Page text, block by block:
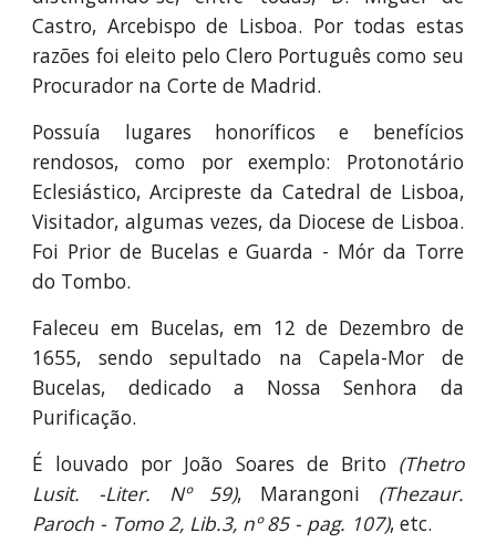
Castro, Arcebispo de Lisboa. Por todas estas
razões foi eleito pelo Clero Português como seu
Procurador na Corte de Madrid.
Possuía lugares honoríficos e benefícios
rendosos, como por exemplo: Protonotário
Eclesiástico, Arcipreste da Catedral de Lisboa,
Visitador, algumas vezes, da Diocese de Lisboa.
Foi Prior de Bucelas e Guarda - Mór da Torre
do Tombo.
Faleceu em Bucelas, em 12 de Dezembro de
1655, sendo sepultado na Capela-Mor de
Bucelas, dedicado a Nossa Senhora da
Purificação.
É louvado por João Soares de Brito (Thetro
Lusit. -Liter. Nº 59), Marangoni (Thezaur.
Paroch - Tomo 2, Lib.3, nº 85 - pag. 107), etc.